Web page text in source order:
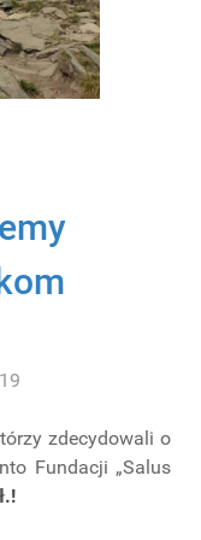
zdecydowali o
Fundacji „Salus